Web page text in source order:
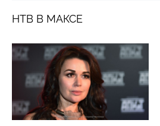
НТВ В МАКСЕ